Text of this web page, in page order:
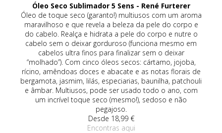
Óleo Seco Sublimador 5 Sens - René Furterer
Óleo de toque seco (garanto!) multiusos com um aroma
maravilhoso e que revela a beleza da pele do corpo e
do cabelo. Realça e hidrata a pele do corpo e nutre o
cabelo sem o deixar gorduroso (funciona mesmo em
cabelos ultra finos para finalizar sem o deixar
“molhado”). Com cinco óleos secos: cártamo, jojoba,
rícino, amêndoas doces e abacate e as notas florais de
bergamota, jasmim, lilás, especiarias, baunilha, patchouli
e âmbar. Multiusos, pode ser usado todo o ano, com
um incrível toque seco (mesmo!), sedoso e não
pegajoso.
Desde 18,99 €
Encontras aqui